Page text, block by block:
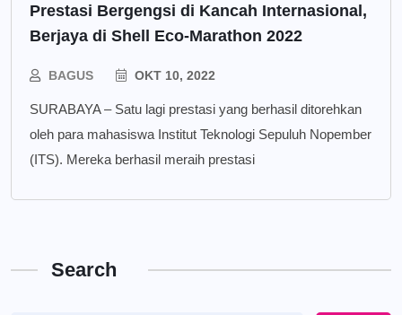
Prestasi Bergengsi di Kancah Internasional,
Berjaya di Shell Eco-Marathon 2022
BAGUS OKT 10, 2022
SURABAYA – Satu lagi prestasi yang berhasil ditorehkan
oleh para mahasiswa Institut Teknologi Sepuluh Nopember
(ITS). Mereka berhasil meraih prestasi
Search